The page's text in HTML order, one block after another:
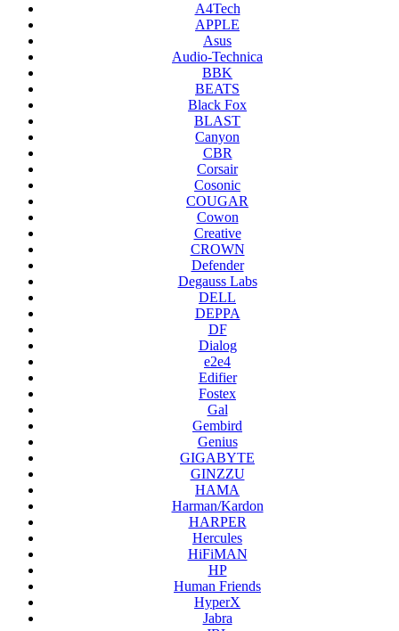
A4Tech
APPLE
Asus
Audio-Technica
BBK
BEATS
Black Fox
BLAST
Canyon
CBR
Corsair
Cosonic
COUGAR
Cowon
Creative
CROWN
Defender
Degauss Labs
DELL
DEPPA
DF
Dialog
e2e4
Edifier
Fostex
Gal
Gembird
Genius
GIGABYTE
GINZZU
HAMA
Harman/Kardon
HARPER
Hercules
HiFiMAN
HP
Human Friends
HyperX
Jabra